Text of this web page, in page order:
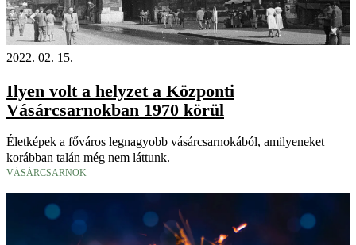
2022. 02. 15.
Ilyen volt a helyzet a Központi
Vásárcsarnokban 1970 körül
Életképek a főváros legnagyobb vásárcsarnokából, amilyeneket
korábban talán még nem láttunk.
VÁSÁRCSARNOK